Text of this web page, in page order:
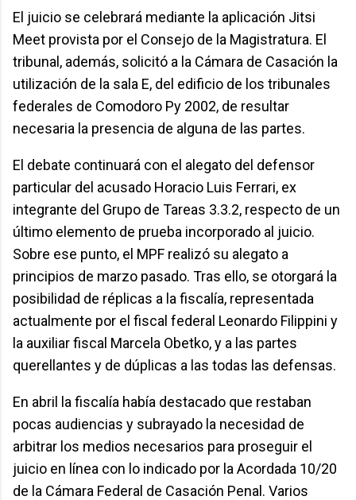
El juicio se celebrará mediante la aplicación Jitsi
Meet provista por el Consejo de la Magistratura. El
tribunal, además, solicitó a la Cámara de Casación la
utilización de la sala E, del edificio de los tribunales
federales de Comodoro Py 2002, de resultar
necesaria la presencia de alguna de las partes.
El debate continuará con el alegato del defensor
particular del acusado Horacio Luis Ferrari, ex
integrante del Grupo de Tareas 3.3.2, respecto de un
último elemento de prueba incorporado al juicio.
Sobre ese punto, el MPF realizó su alegato a
principios de marzo pasado. Tras ello, se otorgará la
posibilidad de réplicas a la fiscalía, representada
actualmente por el fiscal federal Leonardo Filippini y
la auxiliar fiscal Marcela Obetko, y a las partes
querellantes y de dúplicas a las todas las defensas.
En abril la fiscalía había destacado que restaban
pocas audiencias y subrayado la necesidad de
arbitrar los medios necesarios para proseguir el
juicio en línea con lo indicado por la Acordada 10/20
de la Cámara Federal de Casación Penal. Varios